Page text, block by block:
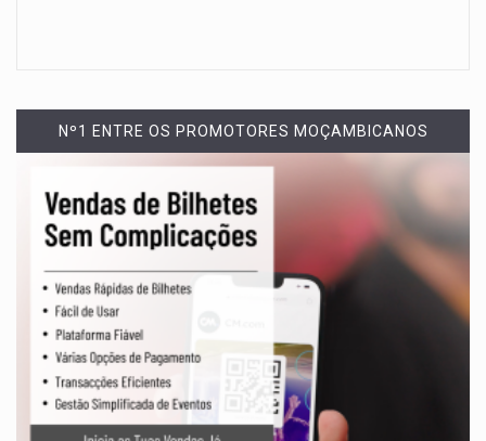
Nº1 ENTRE OS PROMOTORES MOÇAMBICANOS